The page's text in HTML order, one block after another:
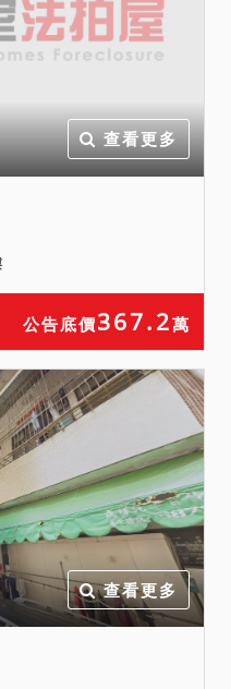
拍賣，不得以面
宅、海砂屋
發現，但應買人
斯或管理費，由拍
決。
標人應備妥身分
及相關資格證明文
查看更多
公告底價367.2萬
查看更多